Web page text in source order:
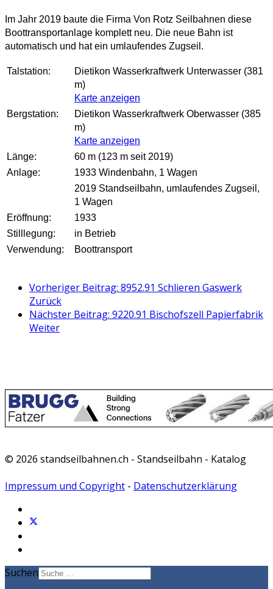
Im Jahr 2019 baute die Firma Von Rotz Seilbahnen diese
Boottransportanlage komplett neu. Die neue Bahn ist
automatisch und hat ein umlaufendes Zugseil.
Talstation:
Dietikon Wasserkraftwerk Unterwasser (381
m)
Karte anzeigen
Bergstation:
Dietikon Wasserkraftwerk Oberwasser (385
m)
Karte anzeigen
Länge:
60 m (123 m seit 2019)
Anlage:
1933 Windenbahn, 1 Wagen
2019 Standseilbahn, umlaufendes Zugseil,
1 Wagen
Eröffnung:
1933
Stilllegung:
in Betrieb
Verwendung:
Boottransport
Vorheriger Beitrag: 8952.91 Schlieren Gaswerk
Zurück
Nächster Beitrag: 9220.91 Bischofszell Papierfabrik
Weiter
© 2026 standseilbahnen.ch - Standseilbahn - Katalog
Impressum und Copyright - Datenschutzerklärung
Suchen